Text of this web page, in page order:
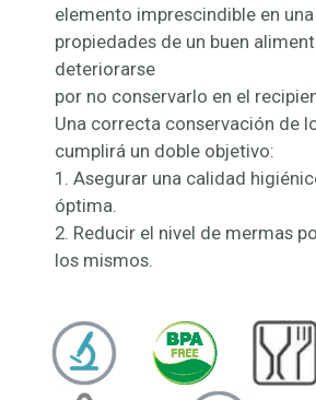
elemento imprescindible en
propiedades de un buen
deteriorarse
por no conservarlo en el
Una correcta conservación de
cumplirá un doble objetivo:
1. Asegurar una calidad
óptima.
2. Reducir el nivel de mermas
los mismos.